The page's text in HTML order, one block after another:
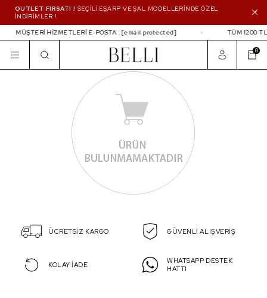
OUTLET FIRSATI ! SEÇİLİ EŞARP VE ŞAL MODELLERİNDE ÖZEL
İNDİRİMLER !
MÜŞTERİ HİZMETLERİ E-POSTA : [email protected] TÜM 1200
0
ÜCRETSİZ KARGO GÜVENLİ ALIŞVERİŞ
KOLAY İADE
WHATSAPP DESTEK
HATTI